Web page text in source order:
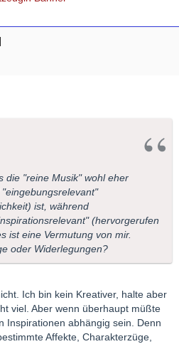
die "reine Musik" wohl eher
ist, während
(hervorgerufen
ist eine Vermutung von mir.
oder Widerlegungen?
Ich bin kein Kreativer, halte aber
viel. Aber wenn überhaupt müßte
Inspirationen abhängig sein. Denn
Affekte, Charakterzüge,